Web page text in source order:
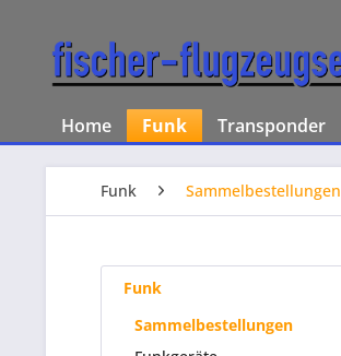
Home Funk Transponder
Funk Sammelbestellungen
Funk
Sammelbestellungen